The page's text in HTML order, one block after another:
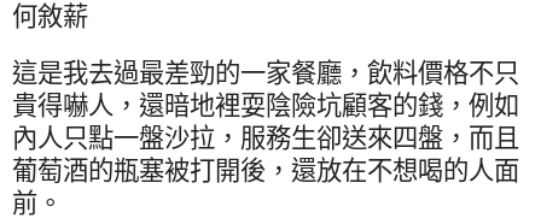
何敘薪
這是我去過最差勁的一家餐廳，飲料價格不只
貴得嚇人，還暗地裡耍陰險坑顧客的錢，例如
內人只點一盤沙拉，服務生卻送來四盤，而且
葡萄酒的瓶塞被打開後，還放在不想喝的人面
前。